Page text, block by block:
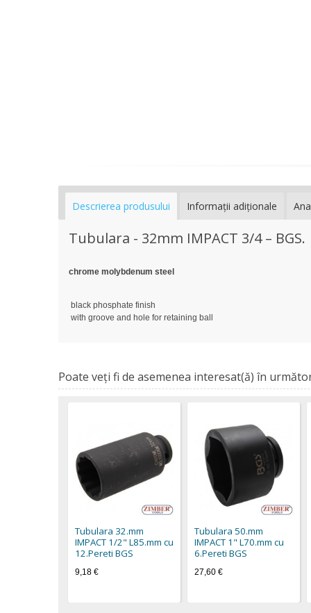
Descrierea produsului Informaţii adiţionale
Tubulara - 32mm IMPACT 3/4 – BGS.
chrome molybdenum steel
black phosphate finish
with groove and hole for retaining ball
Poate veţi fi de asemenea interesat(ă) în
Tubulara 32.mm
IMPACT 1/2" L85.mm cu
12.Pereti BGS
9,18 €
Tubulara 50.mm
IMPACT 1" L70.mm cu
6.Pereti BGS
27,60 €